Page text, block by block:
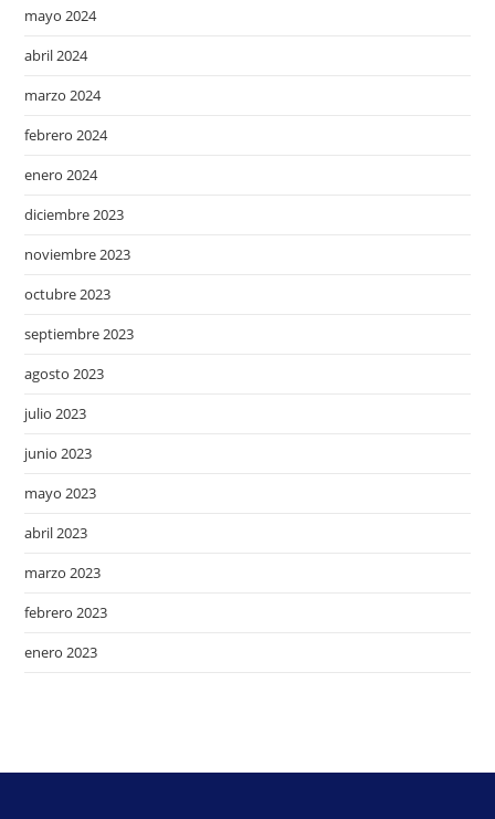
mayo 2024
abril 2024
marzo 2024
febrero 2024
enero 2024
diciembre 2023
noviembre 2023
octubre 2023
septiembre 2023
agosto 2023
julio 2023
junio 2023
mayo 2023
abril 2023
marzo 2023
febrero 2023
enero 2023